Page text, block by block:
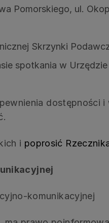
Pomorskiego, ul.
Skrzynki
spotkania w
dostępności
i poprosić
komunikacyjnej